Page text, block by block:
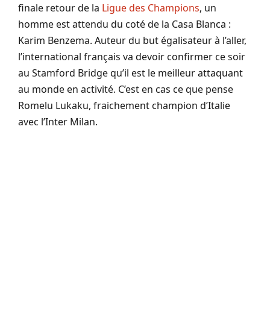
finale retour de la Ligue des Champions, un
homme est attendu du coté de la Casa Blanca :
Karim Benzema. Auteur du but égalisateur à l’aller,
l’international français va devoir confirmer ce soir
au Stamford Bridge qu’il est le meilleur attaquant
au monde en activité. C’est en cas ce que pense
Romelu Lukaku, fraichement champion d’Italie
avec l’Inter Milan.